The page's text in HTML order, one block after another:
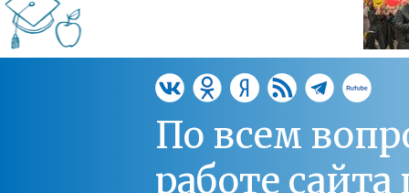
По всем
работе